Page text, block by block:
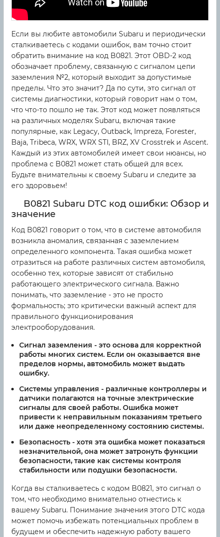
Если вы любите автомобили Subaru и периодически
сталкиваетесь с кодами ошибок, вам точно стоит
обратить внимание на код B0821. Этот OBD-2 код
обозначает проблему, связанную с сигналом цепи
заземления №2, который выходит за допустимые
пределы. Что это значит? Да по сути, это сигнал от
системы диагностики, который говорит нам о том,
что что-то пошло не так. Этот код может появляться
на различных моделях Subaru, включая такие
популярные, как Legacy, Outback, Impreza, Forester,
Baja, Tribeca, WRX, WRX STI, BRZ, XV Crosstrek и Ascent.
Каждый из этих автомобилей имеет свои нюансы, но
проблема с B0821 может стать общей для всех.
Будьте внимательны к своему Subaru и следите за
его здоровьем!
B0821 Subaru DTC код ошибки: Обзор и
значение
Код B0821 говорит о том, что в системе автомобиля
возникла аномалия, связанная с заземлением
определенного компонента. Такая ошибка может
отразиться на работе различных систем автомобиля,
особенно тех, которые зависят от стабильно
работающего электрического сигнала. Важно
понимать, что заземление - это не просто
формальность; это критически важный аспект для
правильного функционирования
электрооборудования.
Сигнал заземления - это основа для корректной
работы многих систем. Если он оказывается вне
пределов нормы, автомобиль может выдать
ошибку.
Системы управления - различные контроллеры и
датчики полагаются на точные электрические
сигналы для своей работы. Ошибка может
привести к неправильным показаниям третьего
или даже неопределенному состоянию системы.
Безопасность - хотя эта ошибка может показаться
незначительной, она может затронуть функции
безопасности, такие как системы контроля
стабильности или подушки безопасности.
Когда вы сталкиваетесь с кодом B0821, это сигнал о
том, что необходимо внимательно отнестись к
вашему Subaru. Понимание значения этого DTC кода
может помочь избежать потенциальных проблем в
будущем и обеспечить надежную работу вашего